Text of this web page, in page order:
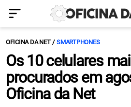
OFICINA DA NET SMARTPHONES
Os 10 celulares
procurados em
Oficina da Net